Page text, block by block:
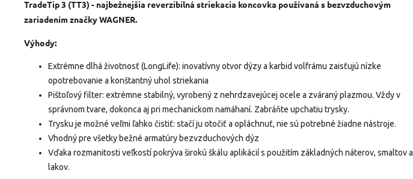
TradeTip 3 (TT3) - najbežnejšia reverzibilná striekacia koncovka používaná s bezvzduchovým
zariadením značky WAGNER.
Výhody:
Extrémne dlhá životnosť (LongLife): inovatívny otvor dýzy a karbid volfrámu zaisťujú nízke
opotrebovanie a konštantný uhol striekania
Pištoľový filter: extrémne stabilný, vyrobený z nehrdzavejúcej ocele a zváraný plazmou. Vždy v
správnom tvare, dokonca aj pri mechanickom namáhaní. Zabráňte upchatiu trysky.
Trysku je možné veľmi ľahko čistiť: stačí ju otočiť a opláchnuť, nie sú potrebné žiadne nástroje.
Vhodný pre všetky bežné armatúry bezvzduchových dýz
Vďaka rozmanitosti veľkostí pokrýva širokú škálu aplikácií s použitím základných náterov, smaltov a
lakov.